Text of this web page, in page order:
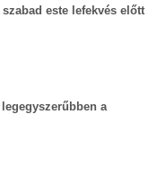
este lefekvés előtt
a